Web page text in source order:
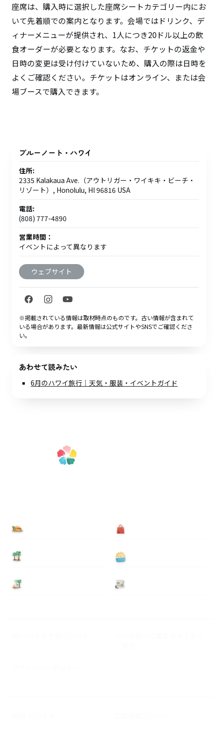
座席は、購入時に選択した座席シートカテゴリー内にお
いて先着順での案内となります。会場ではドリンク、デ
ィナーメニューが提供され、1人につき20ドル以上の飲
食オーダーが必要となります。なお、チケットの返金や
日時の変更は受け付けていないため、購入の際は日時を
よくご確認ください。チケットはオンライン、または会
場ブースで購入できます。
ブルーノート・ハワイ
住所:
2335 Kalakaua Ave.（アウトリガー・ワイキキ・ビーチ・
リゾート）, Honolulu, HI 96816 USA
電話:
(808) 777-4890
営業時間：
イベントによって異なります
ウェブサイト
※掲載されている情報は取材時点のものです。古い情報が含まれて
いる場合があります。最新情報は公式サイトやSNSでご確認くださ
い。
あわせて読みたい
6月のハワイ旅行｜天気・服装・イベントガイド